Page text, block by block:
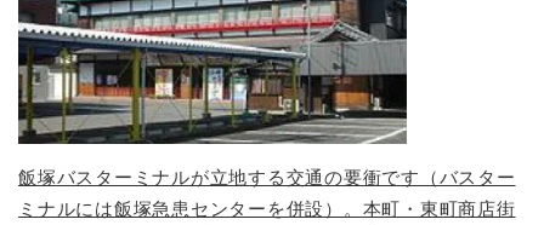
飯塚バスターミナルが立地する交通の要衝です（バスター
ミナルには飯塚急患センターを併設）。本町・東町商店街